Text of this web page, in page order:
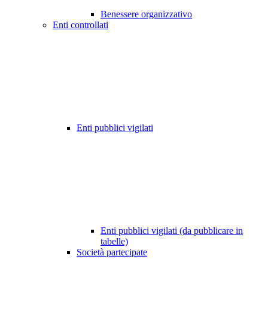
Benessere organizzativo
Enti controllati
Enti pubblici vigilati
Enti pubblici vigilati (da pubblicare in
tabelle)
Società partecipate